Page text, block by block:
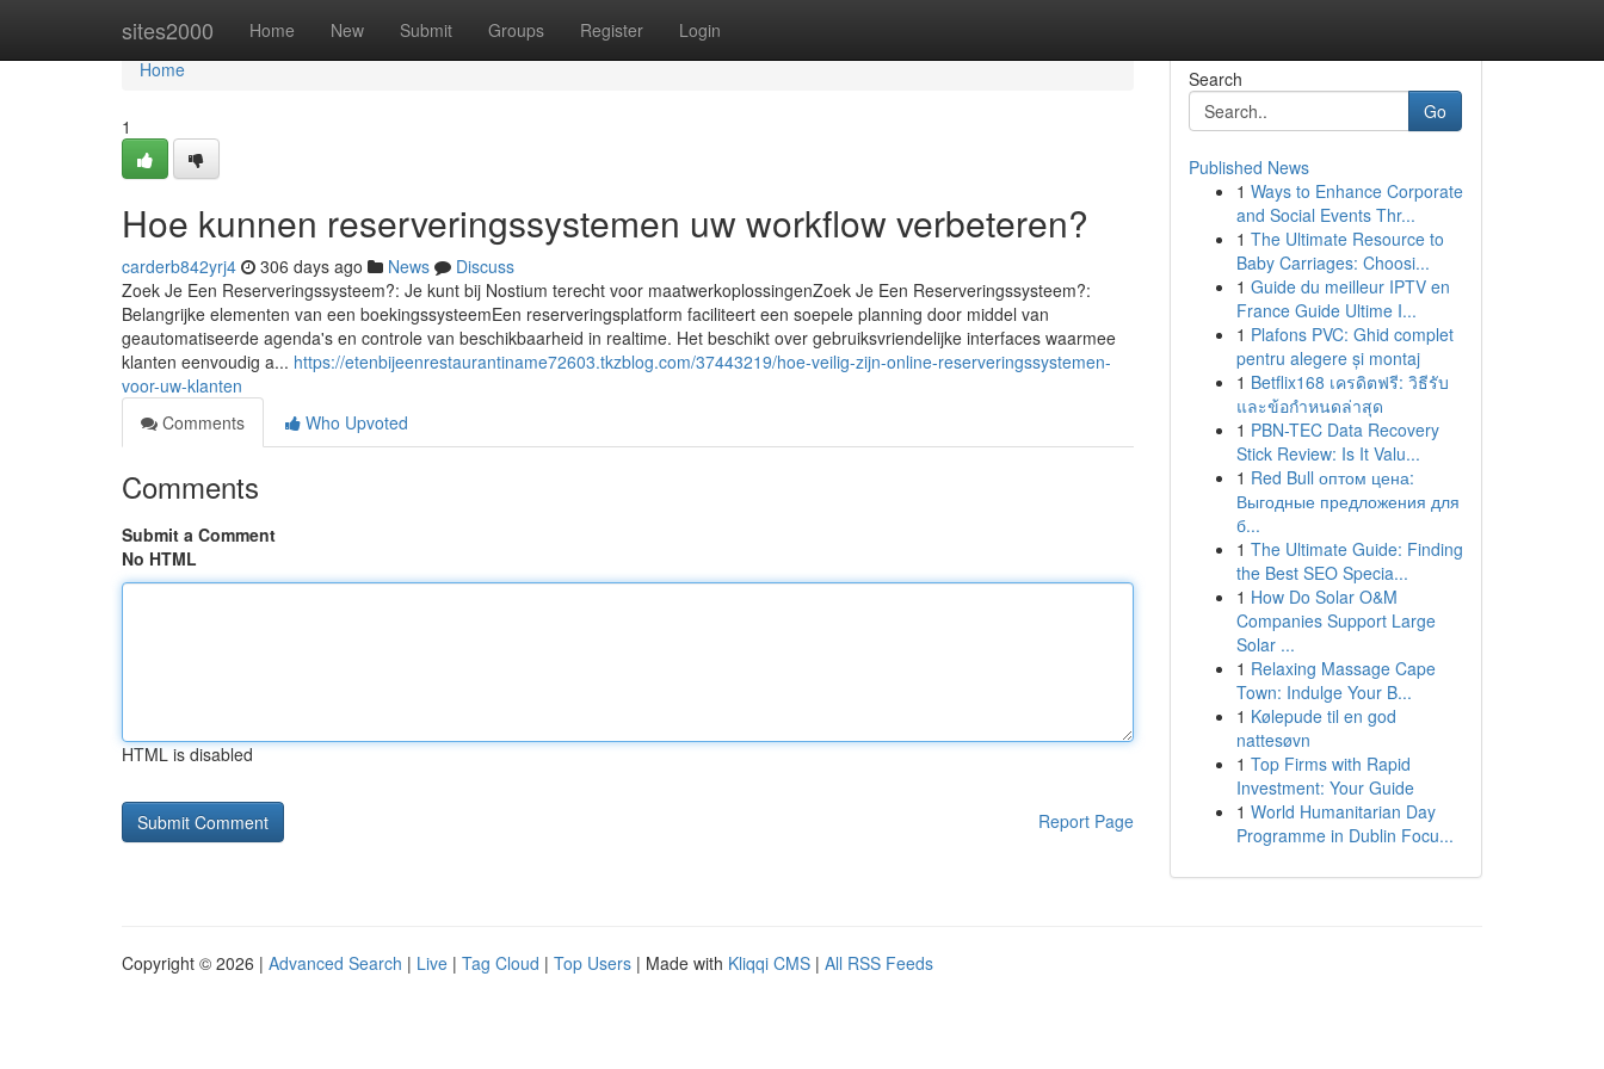
sites2000 Home New Submit Groups Register Login
Home
Home
1
Hoe kunnen reserveringssystemen uw workflow verbeteren?
carderb842yrj4 306 days ago News
Discuss
Zoek Je Een Reserveringssysteem?: Je kunt bij Nostium terecht voor maatwerkoplossingenZoek Je Een Reserveringssysteem?:
Belangrijke elementen van een boekingssysteemEen reserveringsplatform faciliteert een soepele planning door middel van
geautomatiseerde agenda's en controle van beschikbaarheid in realtime. Het beschikt over gebruiksvriendelijke interfaces waarmee
klanten eenvoudig a... https://etenbijeenrestaurantiname72603.tkzblog.com/37443219/hoe-veilig-zijn-online-reserveringssystemen-
voor-uw-klanten
Comments
Who Upvoted
Comments
Submit a Comment
No HTML
HTML is disabled
Report Page
Search
Go
Published News
1 Ways to Enhance Corporate
and Social Events Thr...
1 The Ultimate Resource to
Baby Carriages: Choosi...
1 Guide du meilleur IPTV en
France Guide Ultime I...
1 Plafons PVC: Ghid complet
pentru alegere și montaj
1 Betflix168 เครดิตฟรี: วิธีรับ
และข้อกำหนดล่าสุด
1 PBN-TEC Data Recovery
Stick Review: Is It Valu...
1 Red Bull оптом цена:
Выгодные предложения для
б...
1 The Ultimate Guide: Finding
the Best SEO Specia...
1 How Do Solar O&M
Companies Support Large
Solar ...
1 Relaxing Massage Cape
Town: Indulge Your B...
1 Kølepude til en god
nattesøvn
1 Top Firms with Rapid
Investment: Your Guide
1 World Humanitarian Day
Programme in Dublin Focu...
Copyright © 2026 | Advanced Search | Live | Tag Cloud | Top Users | Made with Kliqqi CMS | All RSS Feeds